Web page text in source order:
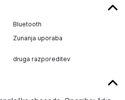
Bluetooth
Zunanja uporaba
druga razporeditev